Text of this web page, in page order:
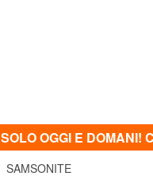
SOLO OGGI E DOMANI!
SAMSONITE